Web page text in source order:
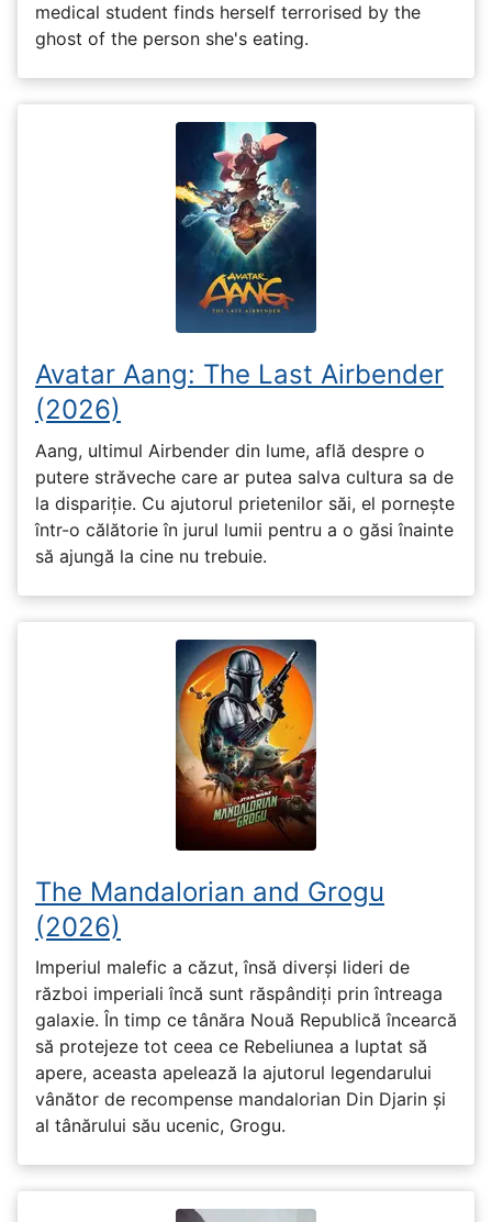
medical student finds herself terrorised by the
ghost of the person she's eating.
Avatar Aang: The Last Airbender
(2026)
Aang, ultimul Airbender din lume, află despre o
putere străveche care ar putea salva cultura sa de
la dispariție. Cu ajutorul prietenilor săi, el pornește
într-o călătorie în jurul lumii pentru a o găsi înainte
să ajungă la cine nu trebuie.
The Mandalorian and Grogu
(2026)
Imperiul malefic a căzut, însă diverși lideri de
război imperiali încă sunt răspândiți prin întreaga
galaxie. În timp ce tânăra Nouă Republică încearcă
să protejeze tot ceea ce Rebeliunea a luptat să
apere, aceasta apelează la ajutorul legendarului
vânător de recompense mandalorian Din Djarin și
al tânărului său ucenic, Grogu.